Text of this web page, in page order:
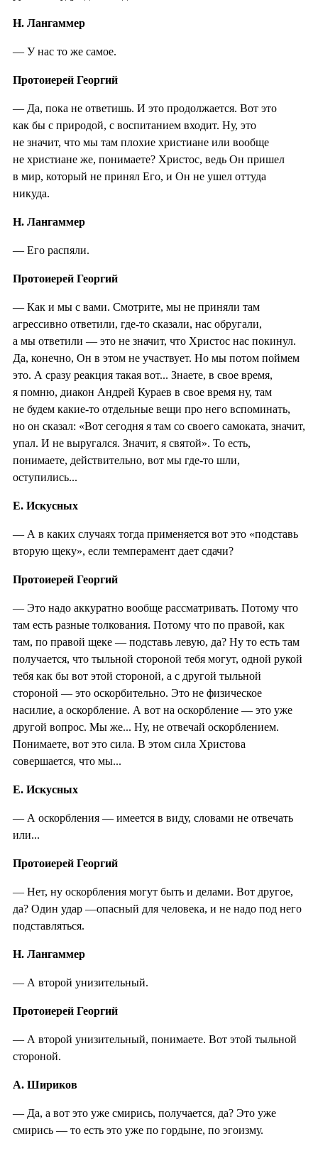
Н. Лангаммер
— У нас то же самое.
Протоиерей Георгий
— Да, пока не ответишь. И это продолжается. Вот это
как бы с природой, с воспитанием входит. Ну, это
не значит, что мы там плохие христиане или вообще
не христиане же, понимаете? Христос, ведь Он пришел
в мир, который не принял Его, и Он не ушел оттуда
никуда.
Н. Лангаммер
— Его распяли.
Протоиерей Георгий
— Как и мы с вами. Смотрите, мы не приняли там
агрессивно ответили, где-то сказали, нас обругали,
а мы ответили — это не значит, что Христос нас покинул.
Да, конечно, Он в этом не участвует. Но мы потом поймем
это. А сразу реакция такая вот... Знаете, в свое время,
я помню, диакон Андрей Кураев в свое время ну, там
не будем какие-то отдельные вещи про него вспоминать,
но он сказал: «Вот сегодня я там со своего самоката, значит,
упал. И не выругался. Значит, я святой». То есть,
понимаете, действительно, вот мы где-то шли,
оступились...
Е. Искусных
— А в каких случаях тогда применяется вот это «подставь
вторую щеку», если темперамент дает сдачи?
Протоиерей Георгий
— Это надо аккуратно вообще рассматривать. Потому что
там есть разные толкования. Потому что по правой, как
там, по правой щеке — подставь левую, да? Ну то есть там
получается, что тыльной стороной тебя могут, одной рукой
тебя как бы вот этой стороной, а с другой тыльной
стороной — это оскорбительно. Это не физическое
насилие, а оскорбление. А вот на оскорбление — это уже
другой вопрос. Мы же... Ну, не отвечай оскорблением.
Понимаете, вот это сила. В этом сила Христова
совершается, что мы...
Е. Искусных
— А оскорбления — имеется в виду, словами не отвечать
или...
Протоиерей Георгий
— Нет, ну оскорбления могут быть и делами. Вот другое,
да? Один удар —опасный для человека, и не надо под него
подставляться.
Н. Лангаммер
— А второй унизительный.
Протоиерей Георгий
— А второй унизительный, понимаете. Вот этой тыльной
стороной.
А. Шириков
— Да, а вот это уже смирись, получается, да? Это уже
смирись — то есть это уже по гордыне, по эгоизму.